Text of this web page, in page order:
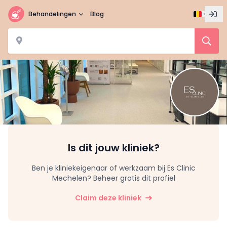
Behandelingen Blog
Is dit jouw kliniek?
Ben je kliniekeigenaar of werkzaam bij Es Clinic
Mechelen? Beheer gratis dit profiel
Claim deze kliniek